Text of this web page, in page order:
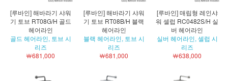
[루바인] 해바라기 샤워
기 토브 RT08G/H 골드
헤어라인
골드 헤어라인, 토브 시
리즈
￦681,000
[루바인] 해바라기 샤워
기 토브 RT08B/H 블랙
헤어라인
블랙 헤어라인, 토브 시
리즈
￦681,000
[루바인] 매립형 레인샤
워 셀럽 RC0482S/H 실
버 헤어라인
실버 헤어라인, 셀럽 시
리즈
￦638,000